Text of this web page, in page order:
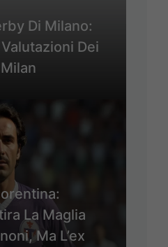
Di Milano:
Dei
La Maglia
Ma L’ex